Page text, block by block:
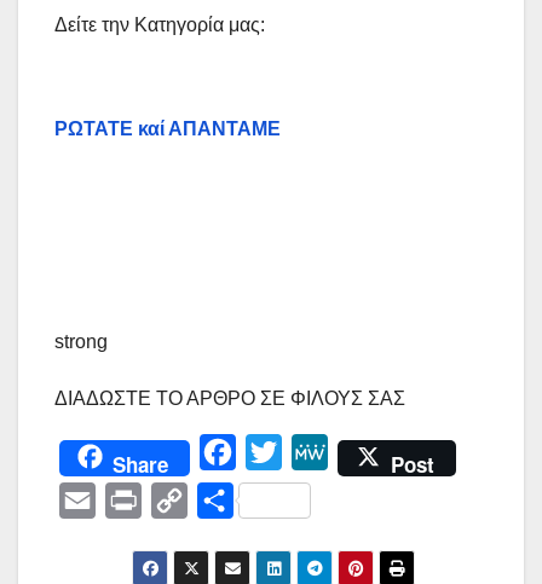
Δείτε την Κατηγορία μας:
ΡΩΤΑΤΕ καί ΑΠΑΝΤΑΜΕ
strong
ΔΙΑΔΩΣΤΕ ΤΟ ΑΡΘΡΟ ΣΕ ΦΙΛΟΥΣ ΣΑΣ
Share
a
c
e
w
i
M
e
Post
i
p
Μ
ι